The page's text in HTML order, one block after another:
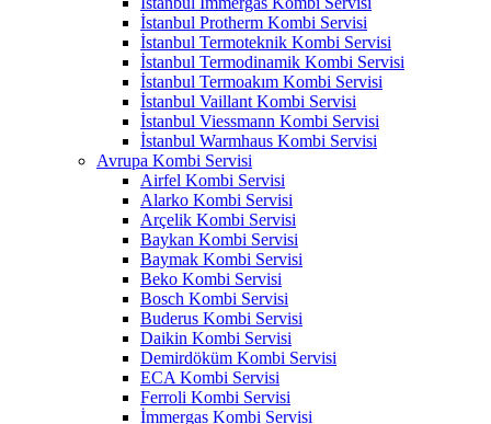
İstanbul Protherm Kombi Servisi
İstanbul Termoteknik Kombi Servisi
İstanbul Termodinamik Kombi Servisi
İstanbul Termoakım Kombi Servisi
İstanbul Vaillant Kombi Servisi
İstanbul Viessmann Kombi Servisi
İstanbul Warmhaus Kombi Servisi
Avrupa Kombi Servisi
Airfel Kombi Servisi
Alarko Kombi Servisi
Arçelik Kombi Servisi
Baykan Kombi Servisi
Baymak Kombi Servisi
Beko Kombi Servisi
Bosch Kombi Servisi
Buderus Kombi Servisi
Daikin Kombi Servisi
Demirdöküm Kombi Servisi
ECA Kombi Servisi
Ferroli Kombi Servisi
İmmergas Kombi Servisi